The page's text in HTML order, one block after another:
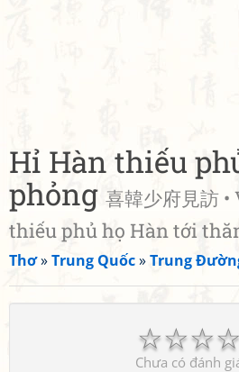
Hỉ Hàn thiếu
phỏng 喜韓少府見訪
thiếu phủ họ Hàn tới
Thơ»Trung Quốc»Trung
☆
☆
☆
☆
Chưa có đánh